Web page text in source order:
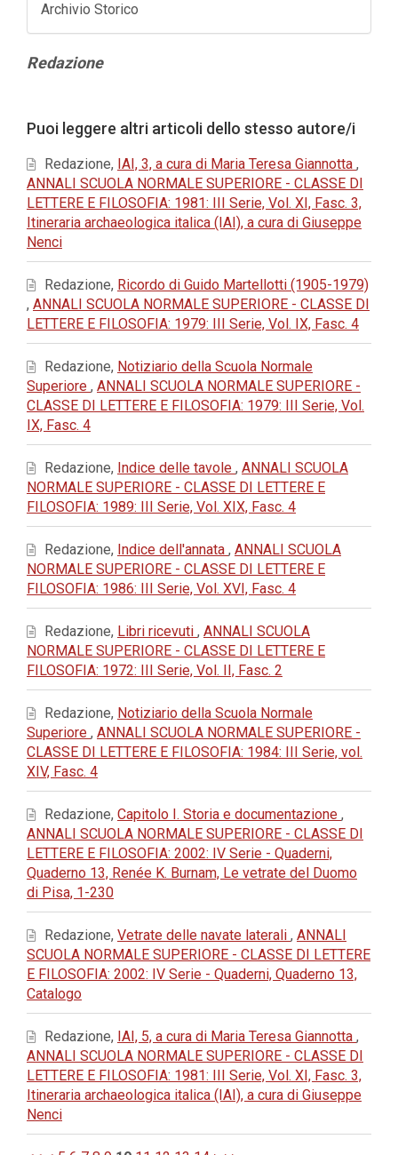
Archivio Storico
Contenuto
Redazione
dell'articolo
Puoi leggere altri articoli dello stesso autore/i
Redazione, IAI, 3, a cura di Maria Teresa Giannotta ,
ANNALI SCUOLA NORMALE SUPERIORE - CLASSE DI
LETTERE E FILOSOFIA: 1981: III Serie, Vol. XI, Fasc. 3,
Itineraria archaeologica italica (IAI), a cura di Giuseppe
Nenci
Redazione, Ricordo di Guido Martellotti (1905-1979)
, ANNALI SCUOLA NORMALE SUPERIORE - CLASSE DI
LETTERE E FILOSOFIA: 1979: III Serie, Vol. IX, Fasc. 4
Redazione, Notiziario della Scuola Normale
Superiore , ANNALI SCUOLA NORMALE SUPERIORE -
CLASSE DI LETTERE E FILOSOFIA: 1979: III Serie, Vol.
IX, Fasc. 4
Redazione, Indice delle tavole , ANNALI SCUOLA
NORMALE SUPERIORE - CLASSE DI LETTERE E
FILOSOFIA: 1989: III Serie, Vol. XIX, Fasc. 4
Redazione, Indice dell'annata , ANNALI SCUOLA
NORMALE SUPERIORE - CLASSE DI LETTERE E
FILOSOFIA: 1986: III Serie, Vol. XVI, Fasc. 4
Redazione, Libri ricevuti , ANNALI SCUOLA
NORMALE SUPERIORE - CLASSE DI LETTERE E
FILOSOFIA: 1972: III Serie, Vol. II, Fasc. 2
Redazione, Notiziario della Scuola Normale
Superiore , ANNALI SCUOLA NORMALE SUPERIORE -
CLASSE DI LETTERE E FILOSOFIA: 1984: III Serie, vol.
XIV, Fasc. 4
Redazione, Capitolo I. Storia e documentazione ,
ANNALI SCUOLA NORMALE SUPERIORE - CLASSE DI
LETTERE E FILOSOFIA: 2002: IV Serie - Quaderni,
Quaderno 13, Renée K. Burnam, Le vetrate del Duomo
di Pisa, 1-230
Redazione, Vetrate delle navate laterali , ANNALI
SCUOLA NORMALE SUPERIORE - CLASSE DI LETTERE
E FILOSOFIA: 2002: IV Serie - Quaderni, Quaderno 13,
Catalogo
Redazione, IAI, 5, a cura di Maria Teresa Giannotta ,
ANNALI SCUOLA NORMALE SUPERIORE - CLASSE DI
LETTERE E FILOSOFIA: 1981: III Serie, Vol. XI, Fasc. 3,
Itineraria archaeologica italica (IAI), a cura di Giuseppe
Nenci